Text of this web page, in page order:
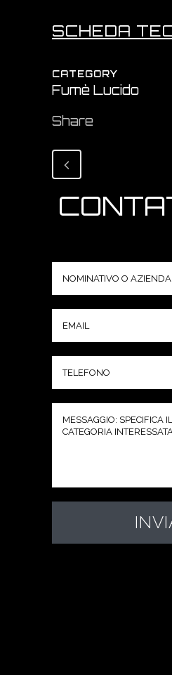
SCHEDA
CATEGORY
Fumè Lucido
Share